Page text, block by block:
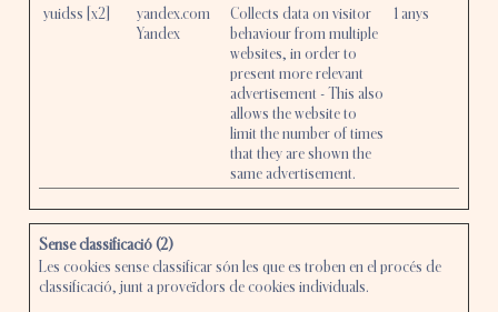
yuidss [x2]
yandex.com
Yandex
Collects data on visitor
behaviour from multiple
websites, in order to
present more relevant
advertisement - This also
allows the website to
limit the number of times
that they are shown the
same advertisement.
1 anys
Sense classificació (2)
Les cookies sense classificar són les que es troben en el procés de
classificació, junt a proveïdors de cookies individuals.